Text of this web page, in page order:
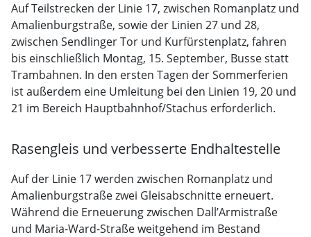
Auf Teilstrecken der Linie 17, zwischen Romanplatz und
Amalienburgstraße, sowie der Linien 27 und 28,
zwischen Sendlinger Tor und Kurfürstenplatz, fahren
bis einschließlich Montag, 15. September, Busse statt
Trambahnen. In den ersten Tagen der Sommerferien
ist außerdem eine Umleitung bei den Linien 19, 20 und
21 im Bereich Hauptbahnhof/Stachus erforderlich.
Rasengleis und verbesserte Endhaltestelle
Auf der Linie 17 werden zwischen Romanplatz und
Amalienburgstraße zwei Gleisabschnitte erneuert.
Während die Erneuerung zwischen Dall’Armistraße
und Maria-Ward-Straße weitgehend im Bestand